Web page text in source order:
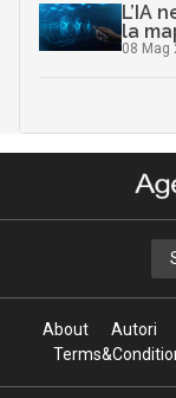
L’IA
la
08 Mag
About Autori